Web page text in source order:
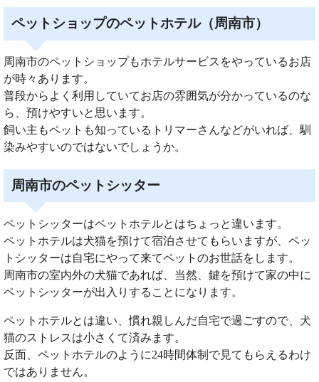
ペットショップのペットホテル（周南市）
周南市のペットショップもホテルサービスをやっているお店
が時々あります。
普段からよく利用していてお店の雰囲気が分かっているのな
ら、預けやすいと思います。
飼い主もペットも知っているトリマーさんなどがいれば、馴
染みやすいのではないでしょうか。
周南市のペットシッター
ペットシッターはペットホテルとはちょっと違います。
ペットホテルは犬猫を預けて宿泊させてもらいますが、ペッ
トシッターは自宅にやって来てペットのお世話をします。
周南市の室内外の犬猫であれば、当然、鍵を預けて家の中に
ペットシッターが出入りすることになります。
ペットホテルとは違い、慣れ親しんだ自宅で過ごすので、犬
猫のストレスは小さくて済みます。
反面、ペットホテルのように24時間体制で見てもらえるわけ
ではありません。